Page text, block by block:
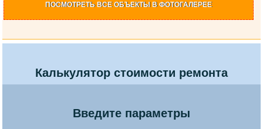
ПОСМОТРЕТЬ ВСЕ ОБЪЕКТЫ В ФОТОГАЛЕРЕЕ
Калькулятор стоимости ремонта
Введите параметры